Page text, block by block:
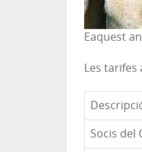
Eaquest
Les tarifes
Socis del